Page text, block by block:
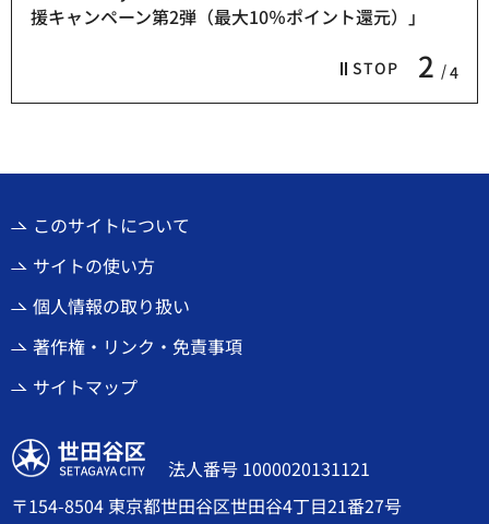
STOP 2 4
援キャンペーン第2弾（最大10％ポイント還元）」
このサイトについて
サイトの使い方
個人情報の取り扱い
著作権・リンク・免責事項
サイトマップ
世田谷区
法人番号 1000020131121
〒154-8504 東京都世田谷区世田谷4丁目21番27号